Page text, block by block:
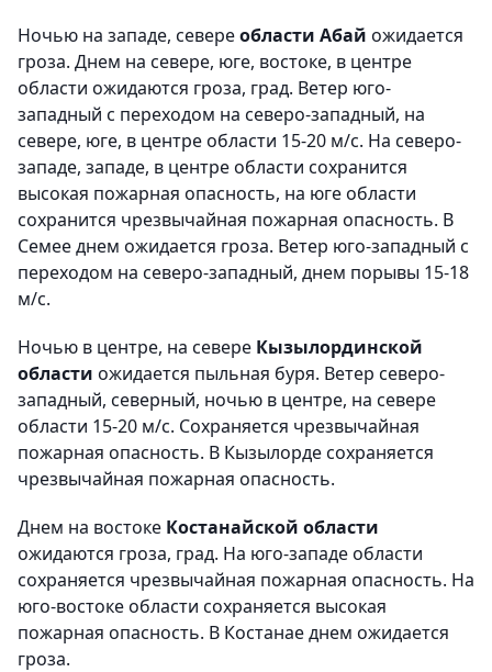
Ночью на западе, севереобласти Абай ожидается
гроза. Днем на севере, юге, востоке, в центре
области ожидаются гроза, град. Ветер юго-
западный с переходом на северо-западный, на
севере, юге, в центре области 15-20 м/с. На северо-
западе, западе, в центре области сохранится
высокая пожарная опасность, на юге области
сохранится чрезвычайная пожарная опасность. В
Семее днем ожидается гроза. Ветер юго-западный с
переходом на северо-западный, днем порывы 15-18
м/с.
Ночью в центре, на севере Кызылординской
области ожидается пыльная буря. Ветер северо-
западный, северный, ночью в центре, на севере
области 15-20 м/с. Сохраняется чрезвычайная
пожарная опасность. В Кызылорде сохраняется
чрезвычайная пожарная опасность.
Днем на востоке Костанайской области
ожидаются гроза, град. На юго-западе области
сохраняется чрезвычайная пожарная опасность. На
юго-востоке области сохраняется высокая
пожарная опасность. В Костанае днем ожидается
гроза.